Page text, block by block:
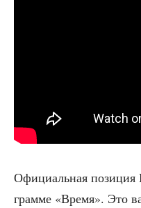
Офи­ци­аль­ная
грам­ме «Вре­мя». Это